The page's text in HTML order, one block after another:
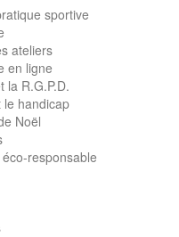
sportive
ateliers
en ligne
R.G.P.D.
handicap
Noël
responsable